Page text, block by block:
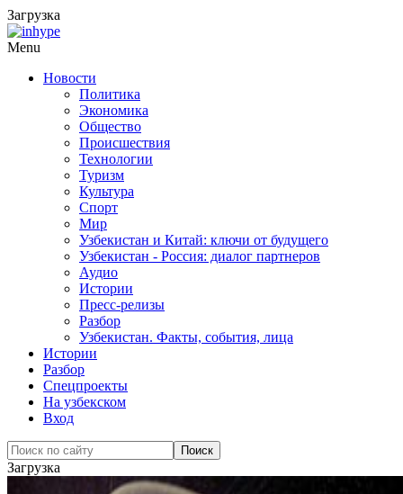
Загрузка
Menu
Новости
Политика
Экономика
Общество
Происшествия
Технологии
Туризм
Культура
Спорт
Мир
Узбекистан и Китай: ключи от будущего
Узбекистан - Россия: диалог партнеров
Аудио
Истории
Пресс-релизы
Разбор
Узбекистан. Факты, события, лица
Истории
Разбор
Спецпроекты
На узбекском
Вход
Загрузка